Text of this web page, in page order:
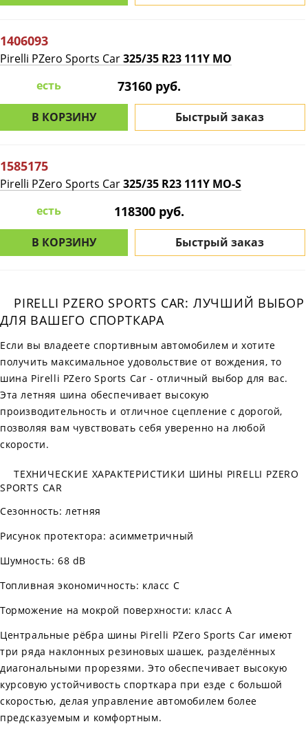
1406093
Pirelli PZero Sports Car325/35 R23 111Y MO
есть
73160 руб.
В КОРЗИНУ Быстрый заказ
1585175
Pirelli PZero Sports Car325/35 R23 111Y MO-S
есть
118300 руб.
В КОРЗИНУ Быстрый заказ
PIRELLI PZERO SPORTS CAR: ЛУЧШИЙ ВЫБОР
ДЛЯ ВАШЕГО СПОРТКАРА
Если вы владеете спортивным автомобилем и хотите
получить максимальное удовольствие от вождения, то
шина Pirelli PZero Sports Car - отличный выбор для вас.
Эта летняя шина обеспечивает высокую
производительность и отличное сцепление с дорогой,
позволяя вам чувствовать себя уверенно на любой
скорости.
ТЕХНИЧЕСКИЕ ХАРАКТЕРИСТИКИ ШИНЫ PIRELLI PZERO
SPORTS CAR
Сезонность: летняя
Рисунок протектора: асимметричный
Шумность: 68 dB
Топливная экономичность: класс C
Торможение на мокрой поверхности: класс A
Центральные рёбра шины Pirelli PZero Sports Car имеют
три ряда наклонных резиновых шашек, разделённых
диагональными прорезями. Это обеспечивает высокую
курсовую устойчивость спорткара при езде с большой
скоростью, делая управление автомобилем более
предсказуемым и комфортным.